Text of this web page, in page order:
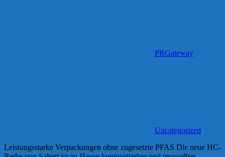
PRGateway
Uncategorized
Leistungsstarke Verpackungen ohne zugesetzte PFAS Die neue HC-